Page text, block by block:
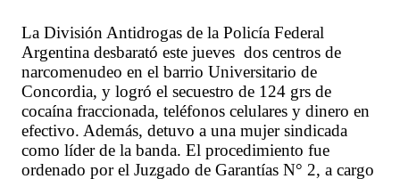
La División Antidrogas de la Policía Federal
Argentina desbarató este jueves dos centros de
narcomenudeo en el barrio Universitario de
Concordia, y logró el secuestro de 124 grs de
cocaína fraccionada, teléfonos celulares y dinero en
efectivo. Además, detuvo a una mujer sindicada
como líder de la banda. El procedimiento fue
ordenado por el Juzgado de Garantías N° 2, a cargo